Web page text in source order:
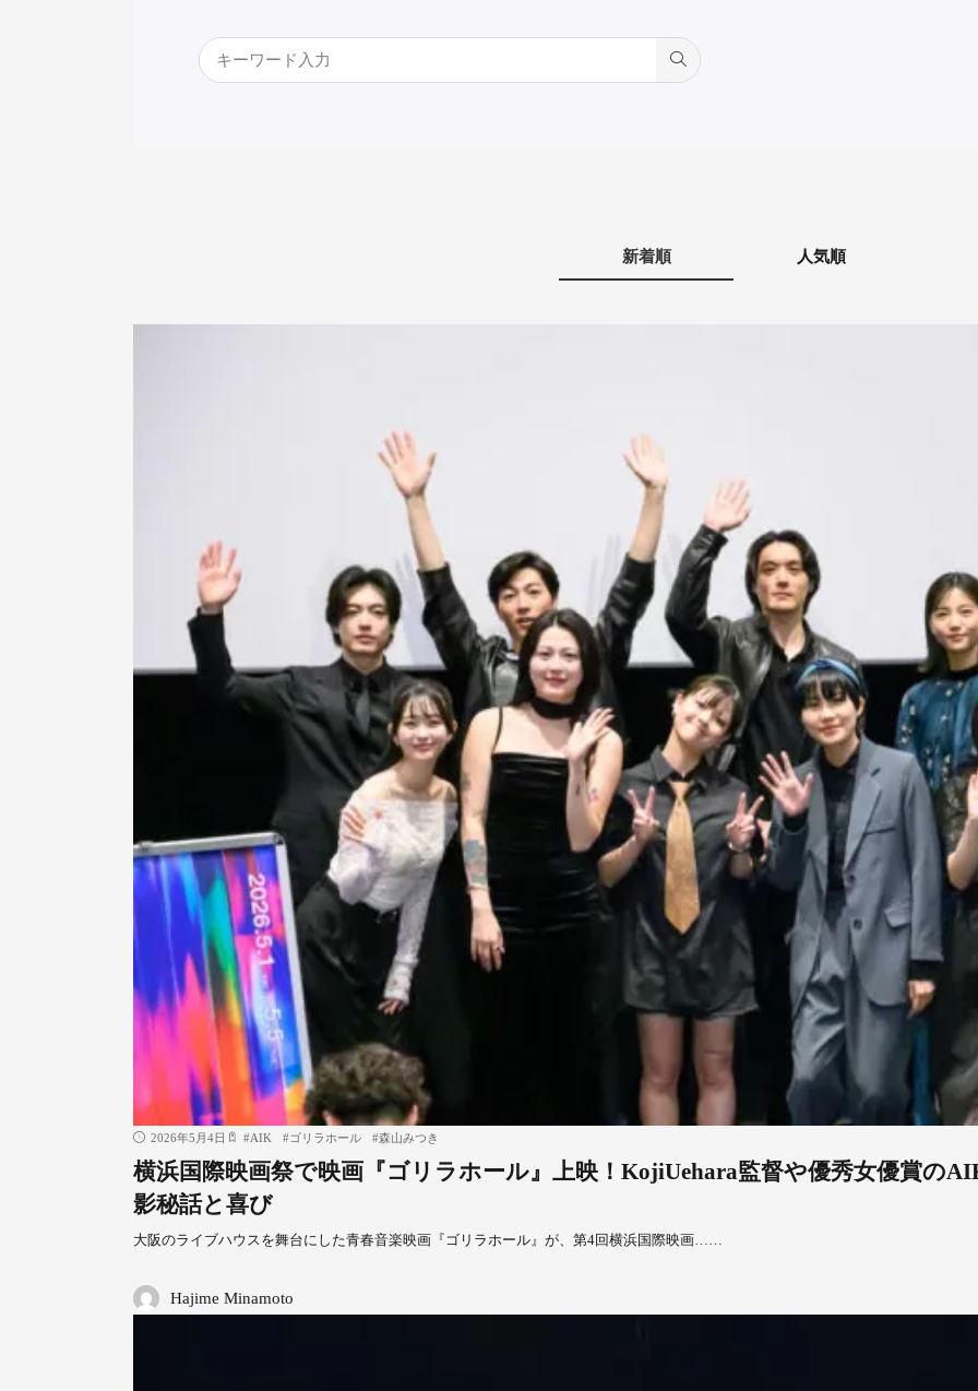
新着順 人気順
2026年5月4日 #AIK #ゴリラホール #森山みつき
横浜国際映画祭で映画『ゴリラホール』上映！KojiUehara監督や優秀女優賞の
影秘話と喜び
大阪のライブハウスを舞台にした青春音楽映画『ゴリラホール』が、第4回横浜国際映画……
Hajime Minamoto